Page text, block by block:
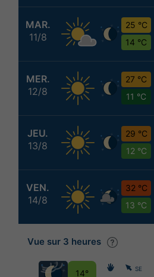
MAR.
11/8
25 °C
14 °C
MER.
12/8
27 °C
11 °C
JEU.
13/8
29 °C
12 °C
VEN.
14/8
32 °C
13 °C
Vue sur 3 heures
14° SE